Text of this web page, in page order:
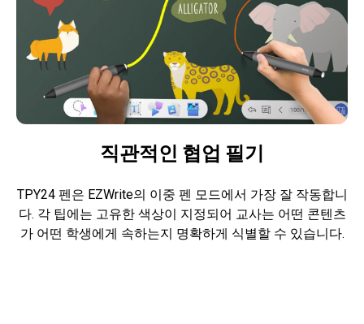
직관적인 협업 필기
TPY24 펜은 EZWrite의 이중 펜 모드에서 가장 잘 작동합니
다. 각 팁에는 고유한 색상이 지정되어 교사는 어떤 콘텐츠
가 어떤 학생에게 속하는지 명확하게 식별할 수 있습니다.